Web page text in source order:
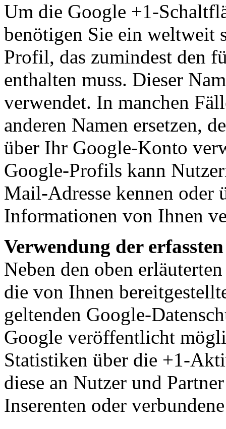
Um die Google +1-
benötigen Sie ein weltweit
Profil, das zumindest den
enthalten muss. Dieser
verwendet. In manchen
anderen Namen ersetzen,
über Ihr Google-Konto
Google-Profils kann
Mail-Adresse kennen oder
Informationen von Ihnen
Verwendung der
Neben den oben
die von Ihnen
geltenden Google-
Google veröffentlicht
Statistiken über die +1-
diese an Nutzer und
Inserenten oder